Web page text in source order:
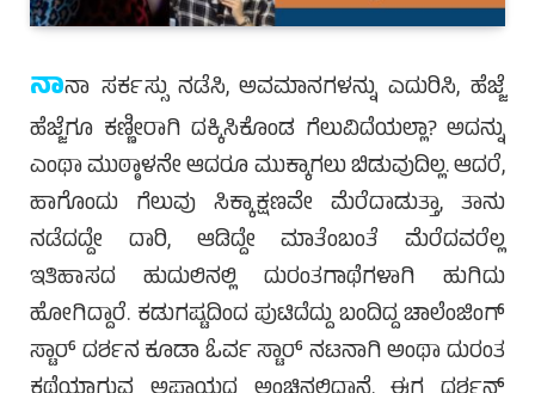
ನಾನಾ ಸರ್ಕಸ್ಸು ನಡೆಸಿ, ಅವಮಾನಗಳನ್ನು ಎದುರಿಸಿ, ಹೆಜ್ಜೆ
ಹೆಜ್ಜೆಗೂ ಕಣ್ಣೀರಾಗಿ ದಕ್ಕಿಸಿಕೊಂಡ ಗೆಲುವಿದೆಯಲ್ಲಾ? ಅದನ್ನು
ಎಂಥಾ ಮುಠ್ಠಾಳನೇ ಆದರೂ ಮುಕ್ಕಾಗಲು ಬಿಡುವುದಿಲ್ಲ. ಆದರೆ,
ಹಾಗೊಂದು ಗೆಲುವು ಸಿಕ್ಕಾಕ್ಷಣವೇ ಮೆರೆದಾಡುತ್ತಾ, ತಾನು
ನಡೆದದ್ದೇ ದಾರಿ, ಆಡಿದ್ದೇ ಮಾತೆಂಬಂತೆ ಮೆರೆದವರೆಲ್ಲ
ಇತಿಹಾಸದ ಹುದುಲಿನಲ್ಲಿ ದುರಂತಗಾಥೆಗಳಾಗಿ ಹುಗಿದು
ಹೋಗಿದ್ದಾರೆ. ಕಡುಗಷ್ಟದಿಂದ ಪುಟಿದೆದ್ದು ಬಂದಿದ್ದ ಚಾಲೆಂಜಿಂಗ್
ಸ್ಟಾರ್ ದರ್ಶನ ಕೂಡಾ ಓರ್ವ ಸ್ಟಾರ್ ನಟನಾಗಿ ಅಂಥಾ ದುರಂತ